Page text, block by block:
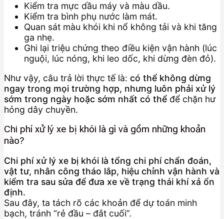
Kiểm tra mực dầu máy và màu dầu.
Kiểm tra bình phụ nước làm mát.
Quan sát màu khói khi nổ không tải và khi tăng
ga nhẹ.
Ghi lại triệu chứng theo điều kiện vận hành (lúc
nguội, lúc nóng, khi leo dốc, khi dừng đèn đỏ).
Như vậy, câu trả lời thực tế là: có thể không dừng
ngay trong mọi trường hợp, nhưng luôn phải xử lý
sớm trong ngày hoặc sớm nhất có thể để chặn hư
hỏng dây chuyền.
Chi phí xử lý xe bị khói là gì và gồm những khoản
nào?
Chi phí xử lý xe bị khói là tổng chi phí chẩn đoán,
vật tư, nhân công tháo lắp, hiệu chỉnh vận hành và
kiểm tra sau sửa để đưa xe về trạng thái khí xả ổn
định.
Sau đây, ta tách rõ các khoản để dự toán minh
bạch, tránh “rẻ đầu – đắt cuối”.